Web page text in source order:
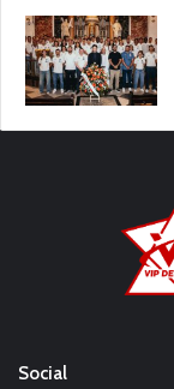
Social